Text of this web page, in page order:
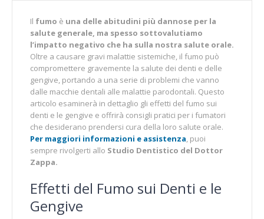
Il fumo è una delle abitudini più dannose per la
salute generale, ma spesso sottovalutiamo
l’impatto negativo che ha sulla nostra salute orale.
Oltre a causare gravi malattie sistemiche, il fumo può
compromettere gravemente la salute dei denti e delle
gengive, portando a una serie di problemi che vanno
dalle macchie dentali alle malattie parodontali. Questo
articolo esaminerà in dettaglio gli effetti del fumo sui
denti e le gengive e offrirà consigli pratici per i fumatori
che desiderano prendersi cura della loro salute orale.
Per maggiori informazioni e assistenza, puoi
sempre rivolgerti allo Studio Dentistico del Dottor
Zappa.
Effetti del Fumo sui Denti e le
Gengive